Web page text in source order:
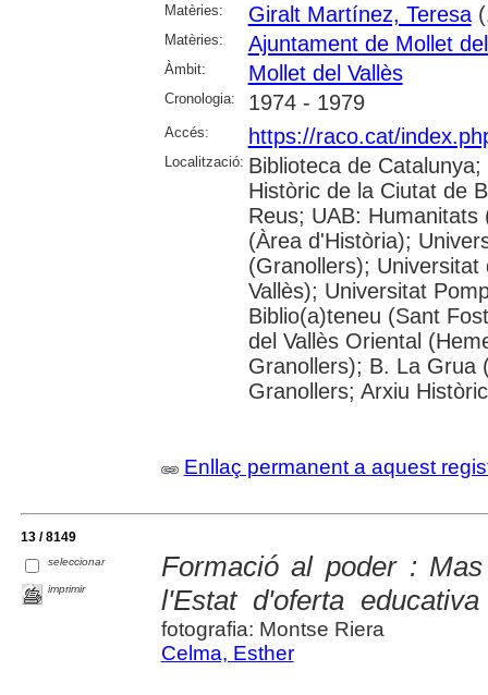
Matèries:
Giralt Martínez, Teresa
Matèries: Ajuntament de Mollet
Àmbit: Mollet del Vallès
Cronologia: 1974 - 1979
Accés: https://raco.cat/
Localització: Biblioteca de
Històric de la Ciutat de
Reus; UAB:
(Àrea d'Història);
(Granollers);
Vallès); Universitat
Biblio(a)teneu (Sant
del Vallès Oriental
Granollers); B. La Grua
Granollers; Arxiu
Enllaç permanent a aquest
13 / 8149
seleccionar
imprimir
Formació al poder :
l'Estat d'oferta
fotografia: Montse Riera
Celma, Esther